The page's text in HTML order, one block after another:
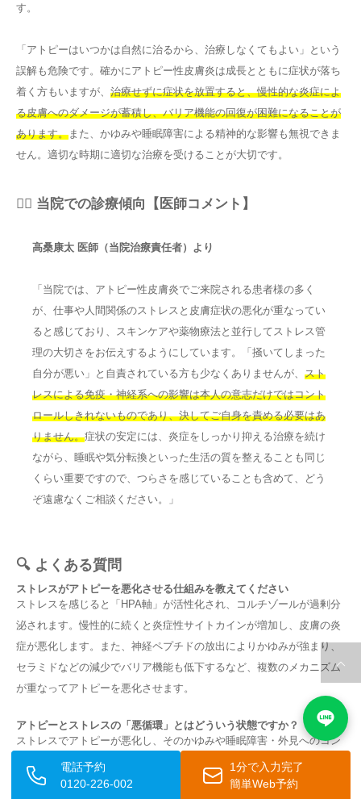
す。
「アトピーはいつかは自然に治るから、治療しなくてもよい」という
誤解も危険です。確かにアトピー性皮膚炎は成長とともに症状が落ち
着く方もいますが、 治療せずに症状を放置すると、慢性的な炎症によ
る皮膚へのダメージが蓄積し、バリア機能の回復が困難になることが
あります。 また、かゆみや睡眠障害による精神的な影響も無視できま
せん。適切な時期に適切な治療を受けることが大切です。
👨‍⚕️ 当院での診療傾向【医師コメント】
高桑康太 医師（当院治療責任者）より
「当院では、アトピー性皮膚炎でご来院される患者様の多く
が、仕事や人間関係のストレスと皮膚症状の悪化が重なってい
ると感じており、スキンケアや薬物療法と並行してストレス管
理の大切さをお伝えするようにしています。「掻いてしまった
自分が悪い」と自責されている方も少なくありませんが、 スト
レスによる免疫・神経系への影響は本人の意志だけではコント
ロールしきれないものであり、決してご自身を責める必要はあ
りません。症状の安定には、炎症をしっかり抑える治療を続け
ながら、睡眠や気分転換といった生活の質を整えることも同じ
くらい重要ですので、つらさを感じていることも含めて、どう
ぞ遠慮なくご相談ください。」
🔍 よくある質問
ストレスがアトピーを悪化させる仕組みを教えてください
ストレスを感じると「HPA軸」が活性化され、コルチゾールが過剰分
泌されます。慢性的に続くと炎症性サイトカインが増加し、皮膚の炎
症が悪化します。また、神経ペプチドの放出によりかゆみが強まり、
セラミドなどの減少でバリア機能も低下するなど、複数のメカニズム
が重なってアトピーを悪化させます。
アトピーとストレスの「悪循環」とはどういう状態ですか？
ストレスでアトピーが悪化し、そのかゆみや睡眠障害・外見へのコン
プレックスが新たなストレスを生む、双方向の悪化サイクルのことで
す。慢性的な睡眠不足はストレス耐性をさらに下げ、精神的消耗を招
電話予約
0120-226-002
1分で入力完了
簡単Web予約